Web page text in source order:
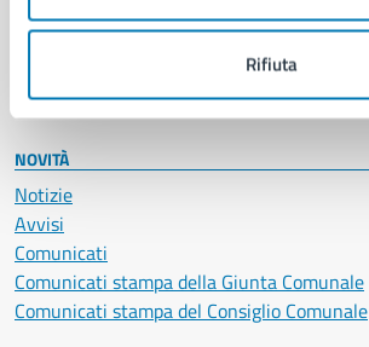
Rifiuta
Salute, benessere e assistenza
NOVITÀ
Notizie
Avvisi
Comunicati
Comunicati stampa della Giunta Comunale
Comunicati stampa del Consiglio Comunale